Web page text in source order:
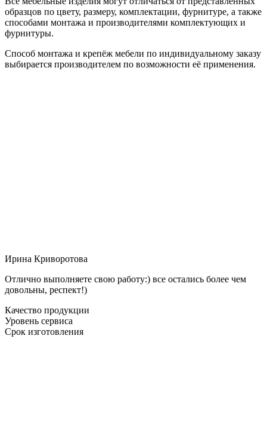
образцов по цвету, размеру, комплектации, фурнитуре, а также
способами монтажа и производителями комплектующих и
фурнитуры.
Способ монтажа и крепёж мебели по индивидуальному заказу
выбирается производителем по возможности её применения.
Ирина Криворотова
Отлично выполняете свою работу:) все остались более чем
довольны, респект!)
Качество продукции
Уровень сервиса
Срок изготовления